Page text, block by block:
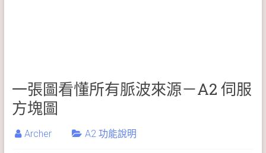
一張圖看懂所有脈波來源－A2 伺服
方塊圖
Archer A2 功能說明